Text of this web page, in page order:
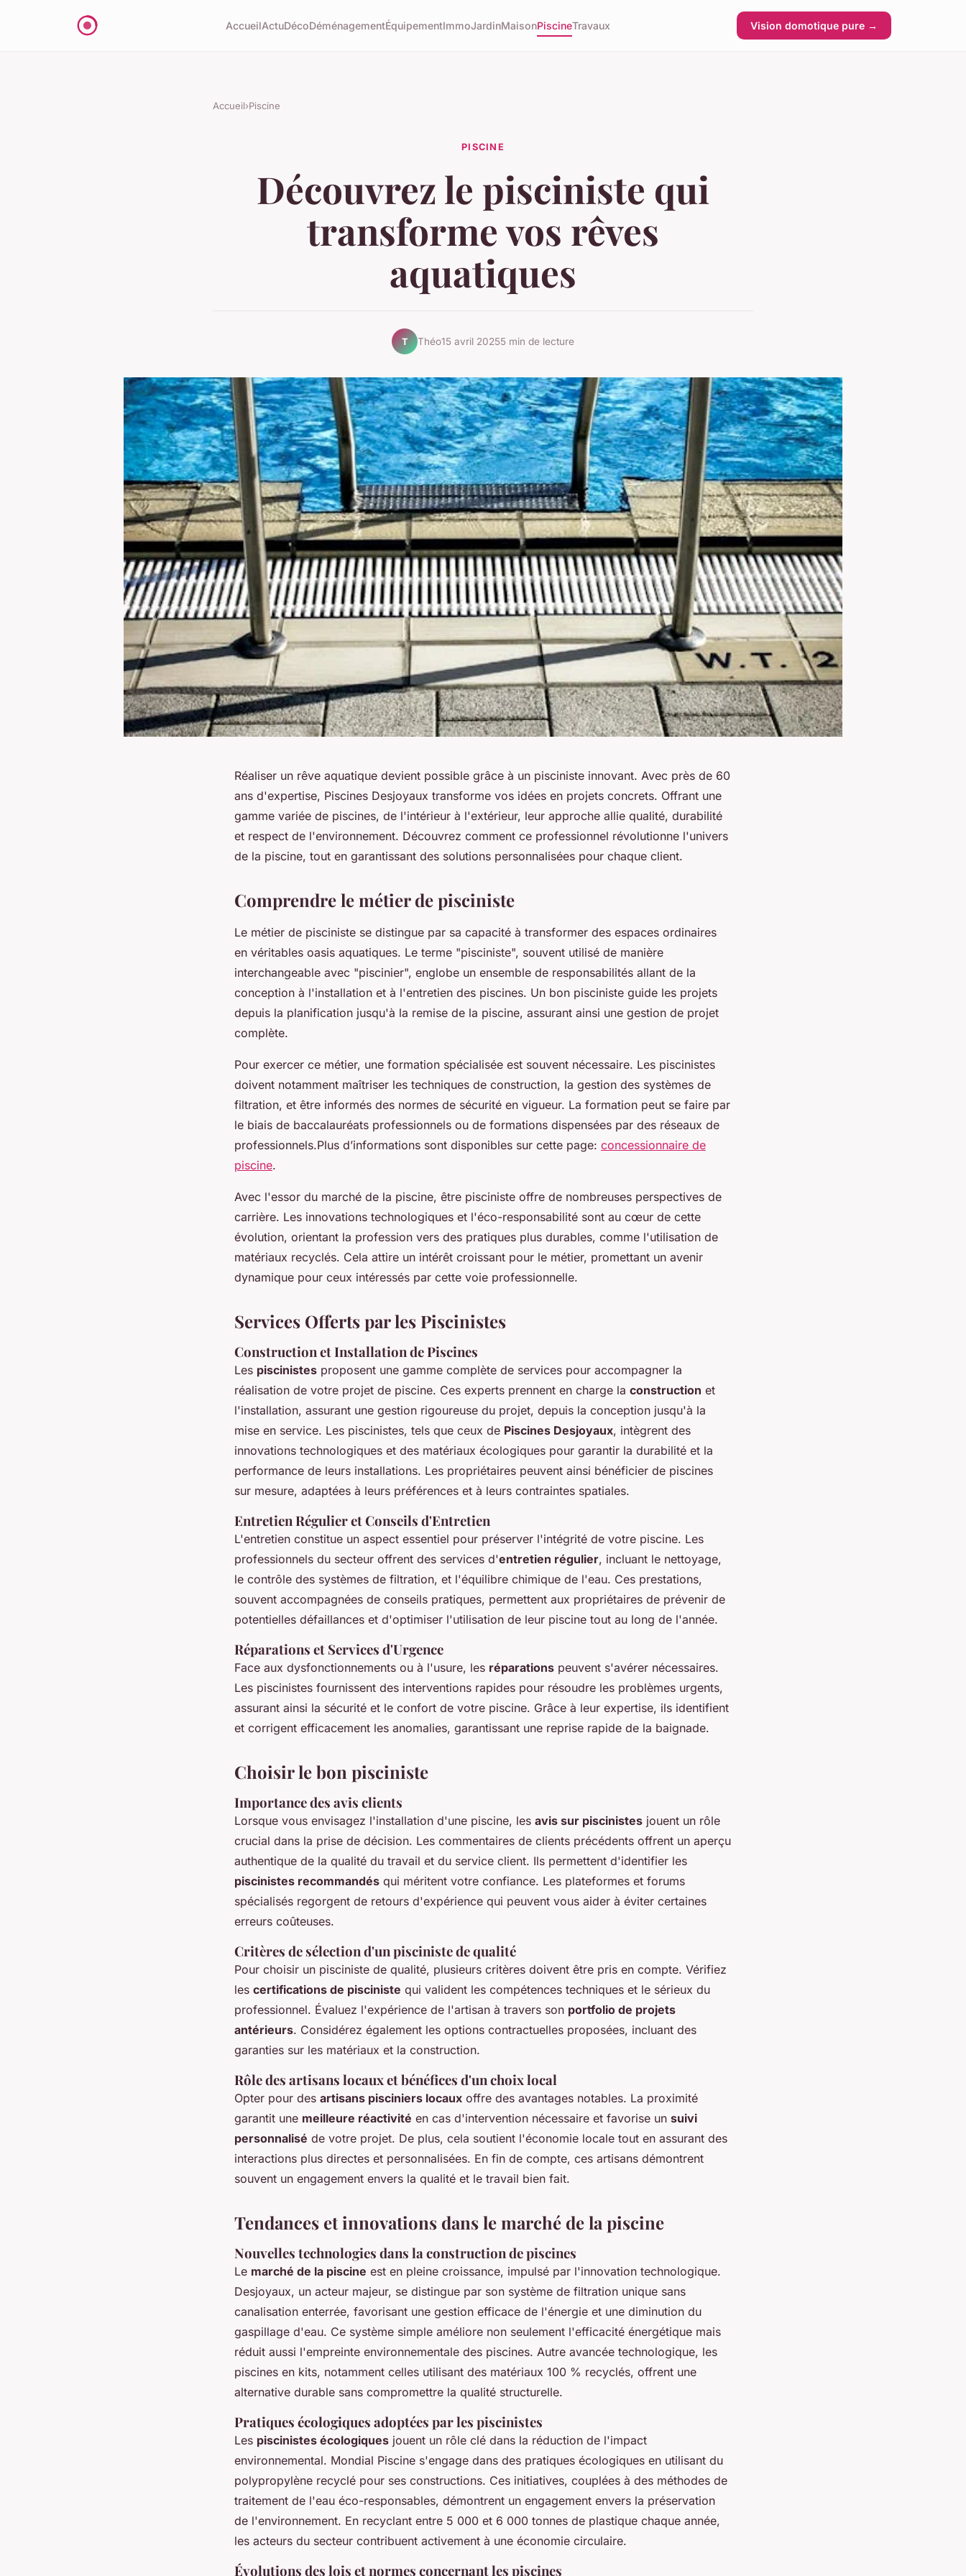
AccueilActuDécoDéménagementÉquipementImmoJardinMaisonPiscineTravaux Vision domotique pure →
Accueil›Piscine
PISCINE
Découvrez le pisciniste qui
transforme vos rêves
aquatiques
T Théo15 avril 20255 min de lecture
Réaliser un rêve aquatique devient possible grâce à un pisciniste innovant. Avec près de 60
ans d'expertise, Piscines Desjoyaux transforme vos idées en projets concrets. Offrant une
gamme variée de piscines, de l'intérieur à l'extérieur, leur approche allie qualité, durabilité
et respect de l'environnement. Découvrez comment ce professionnel révolutionne l'univers
de la piscine, tout en garantissant des solutions personnalisées pour chaque client.
Comprendre le métier de pisciniste
Le métier de pisciniste se distingue par sa capacité à transformer des espaces ordinaires
en véritables oasis aquatiques. Le terme "pisciniste", souvent utilisé de manière
interchangeable avec "piscinier", englobe un ensemble de responsabilités allant de la
conception à l'installation et à l'entretien des piscines. Un bon pisciniste guide les projets
depuis la planification jusqu'à la remise de la piscine, assurant ainsi une gestion de projet
complète.
Pour exercer ce métier, une formation spécialisée est souvent nécessaire. Les piscinistes
doivent notamment maîtriser les techniques de construction, la gestion des systèmes de
filtration, et être informés des normes de sécurité en vigueur. La formation peut se faire par
le biais de baccalauréats professionnels ou de formations dispensées par des réseaux de
professionnels.Plus d’informations sont disponibles sur cette page: concessionnaire de
piscine.
Avec l'essor du marché de la piscine, être pisciniste offre de nombreuses perspectives de
carrière. Les innovations technologiques et l'éco-responsabilité sont au cœur de cette
évolution, orientant la profession vers des pratiques plus durables, comme l'utilisation de
matériaux recyclés. Cela attire un intérêt croissant pour le métier, promettant un avenir
dynamique pour ceux intéressés par cette voie professionnelle.
Services Offerts par les Piscinistes
Construction et Installation de Piscines
Les piscinistes proposent une gamme complète de services pour accompagner la
réalisation de votre projet de piscine. Ces experts prennent en charge la construction et
l'installation, assurant une gestion rigoureuse du projet, depuis la conception jusqu'à la
mise en service. Les piscinistes, tels que ceux de Piscines Desjoyaux, intègrent des
innovations technologiques et des matériaux écologiques pour garantir la durabilité et la
performance de leurs installations. Les propriétaires peuvent ainsi bénéficier de piscines
sur mesure, adaptées à leurs préférences et à leurs contraintes spatiales.
Entretien Régulier et Conseils d'Entretien
L'entretien constitue un aspect essentiel pour préserver l'intégrité de votre piscine. Les
professionnels du secteur offrent des services d'entretien régulier, incluant le nettoyage,
le contrôle des systèmes de filtration, et l'équilibre chimique de l'eau. Ces prestations,
souvent accompagnées de conseils pratiques, permettent aux propriétaires de prévenir de
potentielles défaillances et d'optimiser l'utilisation de leur piscine tout au long de l'année.
Réparations et Services d'Urgence
Face aux dysfonctionnements ou à l'usure, les réparations peuvent s'avérer nécessaires.
Les piscinistes fournissent des interventions rapides pour résoudre les problèmes urgents,
assurant ainsi la sécurité et le confort de votre piscine. Grâce à leur expertise, ils identifient
et corrigent efficacement les anomalies, garantissant une reprise rapide de la baignade.
Choisir le bon pisciniste
Importance des avis clients
Lorsque vous envisagez l'installation d'une piscine, les avis sur piscinistes jouent un rôle
crucial dans la prise de décision. Les commentaires de clients précédents offrent un aperçu
authentique de la qualité du travail et du service client. Ils permettent d'identifier les
piscinistes recommandés qui méritent votre confiance. Les plateformes et forums
spécialisés regorgent de retours d'expérience qui peuvent vous aider à éviter certaines
erreurs coûteuses.
Critères de sélection d'un pisciniste de qualité
Pour choisir un pisciniste de qualité, plusieurs critères doivent être pris en compte. Vérifiez
les certifications de pisciniste qui valident les compétences techniques et le sérieux du
professionnel. Évaluez l'expérience de l'artisan à travers son portfolio de projets
antérieurs. Considérez également les options contractuelles proposées, incluant des
garanties sur les matériaux et la construction.
Rôle des artisans locaux et bénéfices d'un choix local
Opter pour des artisans pisciniers locaux offre des avantages notables. La proximité
garantit une meilleure réactivité en cas d'intervention nécessaire et favorise un suivi
personnalisé de votre projet. De plus, cela soutient l'économie locale tout en assurant des
interactions plus directes et personnalisées. En fin de compte, ces artisans démontrent
souvent un engagement envers la qualité et le travail bien fait.
Tendances et innovations dans le marché de la piscine
Nouvelles technologies dans la construction de piscines
Le marché de la piscine est en pleine croissance, impulsé par l'innovation technologique.
Desjoyaux, un acteur majeur, se distingue par son système de filtration unique sans
canalisation enterrée, favorisant une gestion efficace de l'énergie et une diminution du
gaspillage d'eau. Ce système simple améliore non seulement l'efficacité énergétique mais
réduit aussi l'empreinte environnementale des piscines. Autre avancée technologique, les
piscines en kits, notamment celles utilisant des matériaux 100 % recyclés, offrent une
alternative durable sans compromettre la qualité structurelle.
Pratiques écologiques adoptées par les piscinistes
Les piscinistes écologiques jouent un rôle clé dans la réduction de l'impact
environnemental. Mondial Piscine s'engage dans des pratiques écologiques en utilisant du
polypropylène recyclé pour ses constructions. Ces initiatives, couplées à des méthodes de
traitement de l'eau éco-responsables, démontrent un engagement envers la préservation
de l'environnement. En recyclant entre 5 000 et 6 000 tonnes de plastique chaque année,
les acteurs du secteur contribuent activement à une économie circulaire.
Évolutions des lois et normes concernant les piscines